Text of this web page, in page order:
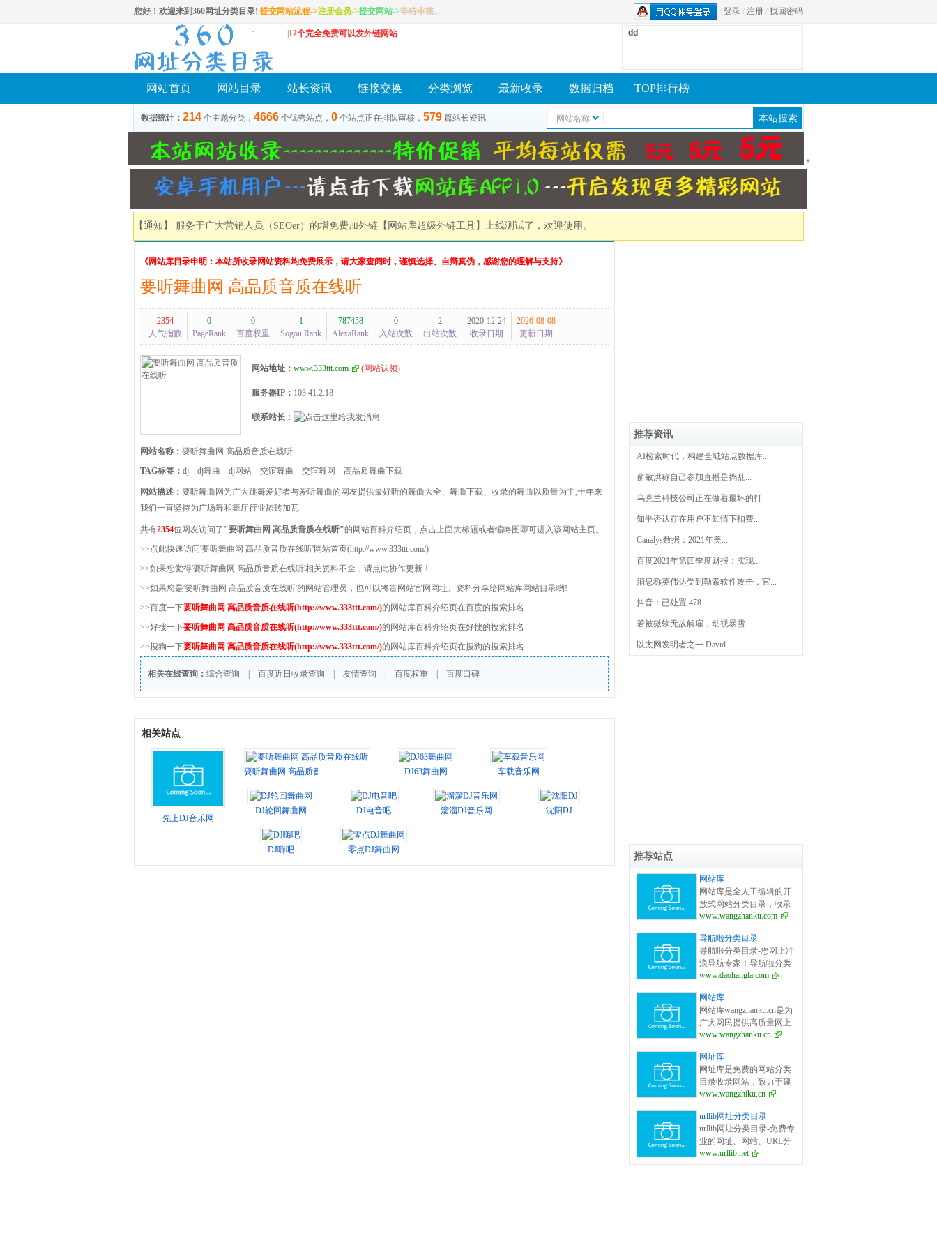
您好！欢迎来到360网址分类目录! 提交网站流程->注册会员->提交网站->等待审核... / 登录 / 注册 / 找回密码
12个完全免费可以发外链网站 dd
网站首页 网站目录 站长资讯 链接交换 分类浏览 最新收录 数据归档 TOP排行榜
数据统计： 214 个主题分类， 4666 个优秀站点， 0 个站点正在排队审核， 579 篇站长资讯 网站名称
*
【通知】 服务于广大营销人员（SEOer）的增免费加外链 【网站库超级外链工具】 上线测试了，欢迎使用。
《网站库目录申明：本站所收录网站资料均免费展示，请大家查阅时，谨慎选择、自辩真伪，感谢您的理解与支持》
要听舞曲网 高品质音质在线听
2354
人气指数
0
PageRank
0
百度权重
1
Sogou Rank
787458
AlexaRank
0
入站次数
2
出站次数
2020-12-24
收录日期
2026-08-08
更新日期
网站地址： www.333ttt.com (网站认领)
服务器IP： 103.41.2.18
联系站长：
网站名称： 要听舞曲网 高品质音质在线听
TAG标签： dj dj舞曲 dj网站 交谊舞曲 交谊舞网 高品质舞曲下载
网站描述： 要听舞曲网为广大跳舞爱好者与爱听舞曲的网友提供最好听的舞曲大全、舞曲下载、收录的舞曲以质量为主,十年来
我们一直坚持为广场舞和舞厅行业舔砖加瓦
共有2354位网友访问了 "要听舞曲网 高品质音质在线听"的网站百科介绍页，点击上面大标题或者缩略图即可进入该网站主页。
>>点此快速访问'要听舞曲网 高品质音质在线听'网站首页(http://www.333ttt.com/)
>>如果您觉得'要听舞曲网 高品质音质在线听'相关资料不全，请点此协作更新！
>>如果您是'要听舞曲网 高品质音质在线听'的网站管理员，也可以将贵网站官网网址、资料分享给网站库网站目录哟!
>>百度一下要听舞曲网 高品质音质在线听(http://www.333ttt.com/)的网站库百科介绍页在百度的搜索排名
>>好搜一下要听舞曲网 高品质音质在线听(http://www.333ttt.com/)的网站库百科介绍页在好搜的搜索排名
>>搜狗一下要听舞曲网 高品质音质在线听(http://www.333ttt.com/)的网站库百科介绍页在搜狗的搜索排名
相关在线查询： 综合查询 百度近日收录查询 友情查询 百度权重 百度口碑
相关站点
先上DJ音乐网
要听舞曲网 高品质音质在线听 DJ63舞曲网 车载音乐网
DJ轮回舞曲网 DJ电音吧 溜溜DJ音乐网 沈阳DJ
DJ嗨吧 零点DJ舞曲网
推荐资讯
AI检索时代，构建全域站点数据库...
俞敏洪称自己参加直播是捣乱...
乌克兰科技公司正在做着最坏的打
知乎否认存在用户不知情下扣费...
Canalys数据：2021年美...
百度2021年第四季度财报：实现...
消息称英伟达受到勒索软件攻击，官...
抖音：已处置 478...
若被微软无故解雇，动视暴雪...
以太网发明者之一 David...
推荐站点
网站库
网站库是全人工编辑的开
放式网站分类目录，收录
国内外、各行业优秀网
面的网站分类目录检索、
优秀网站参考、网站推广
服务、网站黄页、网上娱
乐冲浪导航网站。
www.wangzhanku.com
导航啦分类目录
导航啦分类目录-您网上冲
浪导航专家！导航啦分类
目录－专业提供为广大站
目录平台，收集国内外、
各行业优秀正规网站,全人
工编辑收录，为百度、谷
歌、有道、搜狗、必应等
搜索引擎提供索引参考, 同
时也是站长推广网站值得
信任选择的平台。
www.daohangla.com
网站库
网站库wangzhanku.cn是为
广大网民提供高质量网上
娱乐冲浪导航网站，汇聚
学习等网站让广大网民轻
松畅游互联网，同时面向
广大互联网站长提供免费
的网址收录、免费网站收
录、免费外链平台。
www.wangzhanku.cn
网址库
网址库是免费的网站分类
目录收录网站，致力于建
立全面的网址库平台：免
国内外各行业优秀的网站
网址,让你轻松畅游互联
网，找到您想要的网站、
信息资源；加入网址库让
www.wangzhiku.cn
urllib网址分类目录
urllib网址分类目录-免费专
业的网址、网站、URL分
类目录_提交网址、网站、
www.urllib.net